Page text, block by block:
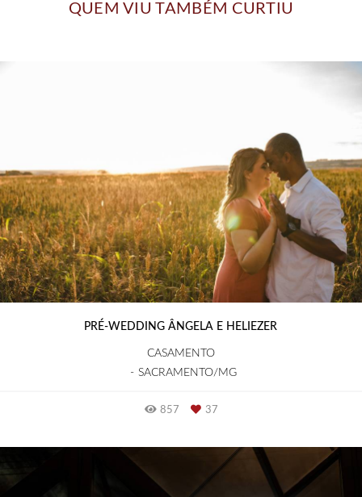
QUEM VIU TAMBÉM CURTIU
PRÉ-WEDDING ÂNGELA E HELIEZER
CASAMENTO
SACRAMENTO/MG
857 37